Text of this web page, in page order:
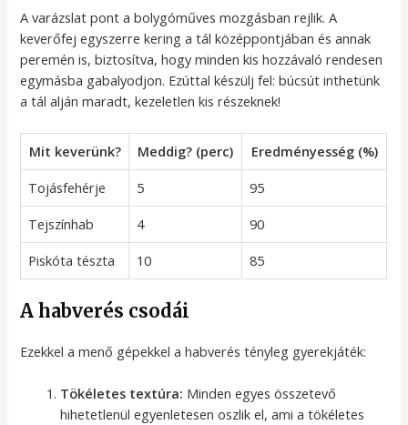
A varázslat pont a bolygóműves mozgásban rejlik. A
keverőfej egyszerre kering a tál középpontjában és annak
peremén is, biztosítva, hogy minden kis hozzávaló rendesen
egymásba gabalyodjon. Ezúttal készülj fel: búcsút inthetünk
a tál alján maradt, kezeletlen kis részeknek!
Mit keverünk? Meddig? (perc)
Eredményesség (%)
Tojásfehérje
5
95
Tejszínhab
4
90
Piskóta tészta
10 85
A habverés csodái
Ezekkel a menő gépekkel a habverés tényleg gyerekjáték:
Tökéletes textúra: Minden egyes összetevő
hihetetlenül egyenletesen oszlik el, ami a tökéletes